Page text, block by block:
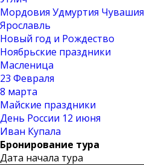
Мордовия Удмуртия Чувашия
Ярославль
Новый год и Рождество
Ноябрьские праздники
Масленица
23 Февраля
8 марта
Майские праздники
День России 12 июня
Иван Купала
Бронирование тура
Дата начала тура